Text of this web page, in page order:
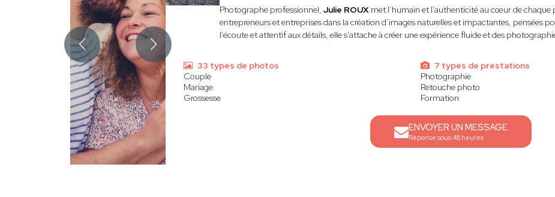
Photographe professionnel, Julie ROUX met l’humain et l’authenticité au cœur de
entrepreneurs et entreprises dans la création d’images naturelles et impactantes, pensées
l’écoute et attentif aux détails, elle s’attache à créer une expérience fluide et des
33 types de photos
Couple
Mariage
Grossesse
7 types de prestations
Photographie
Retouche photo
Formation
ENVOYER UN MESSAGE
Réponse sous 48 heures